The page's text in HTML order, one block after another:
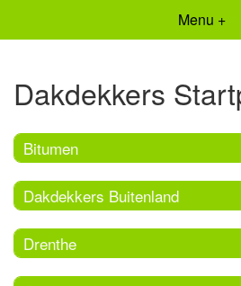
Menu +
Dakdekkers
Bitumen
Dakdekkers Buitenland
Drenthe